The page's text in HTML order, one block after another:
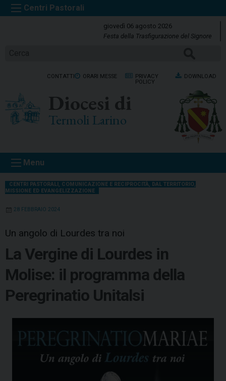
k
t
giovedì 06 agosto 2026
Festa della Trasfigurazione del Signore
CONTATTI ORARI MESSE
PRIVACY
POLICY
DOWNLOAD
Diocesi di
Termoli Larino
Menu
CENTRI PASTORALI, COMUNICAZIONE E RECIPROCITÀ, DAL TERRITORIO,
MISSIONE ED EVANGELIZZAZIONE
28 FEBBRAIO 2024
Un angolo di Lourdes tra noi
La Vergine di Lourdes in
Molise: il programma della
Peregrinatio Unitalsi